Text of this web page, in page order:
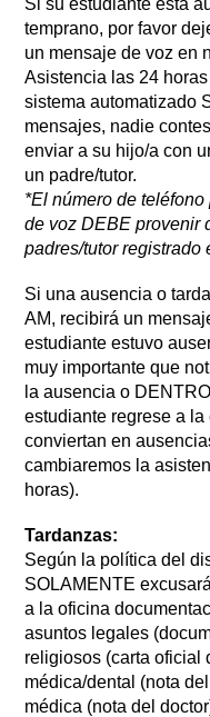
Si su estudiante está
temprano, por favor
un mensaje de voz en
Asistencia las 24
sistema automatizado
mensajes, nadie
enviar a su hijo/a con
un padre/tutor.
*El número de
de voz DEBE provenir
padres/tutor registrado
Si una ausencia o
AM, recibirá un
estudiante estuvo
muy importante que
la ausencia o
estudiante regrese a
conviertan en
cambiaremos la
horas).
Tardanzas:
Según la política del
SOLAMENTE
a la oficina
asuntos legales
religiosos (carta oficial
médica/dental (nota
médica (nota del